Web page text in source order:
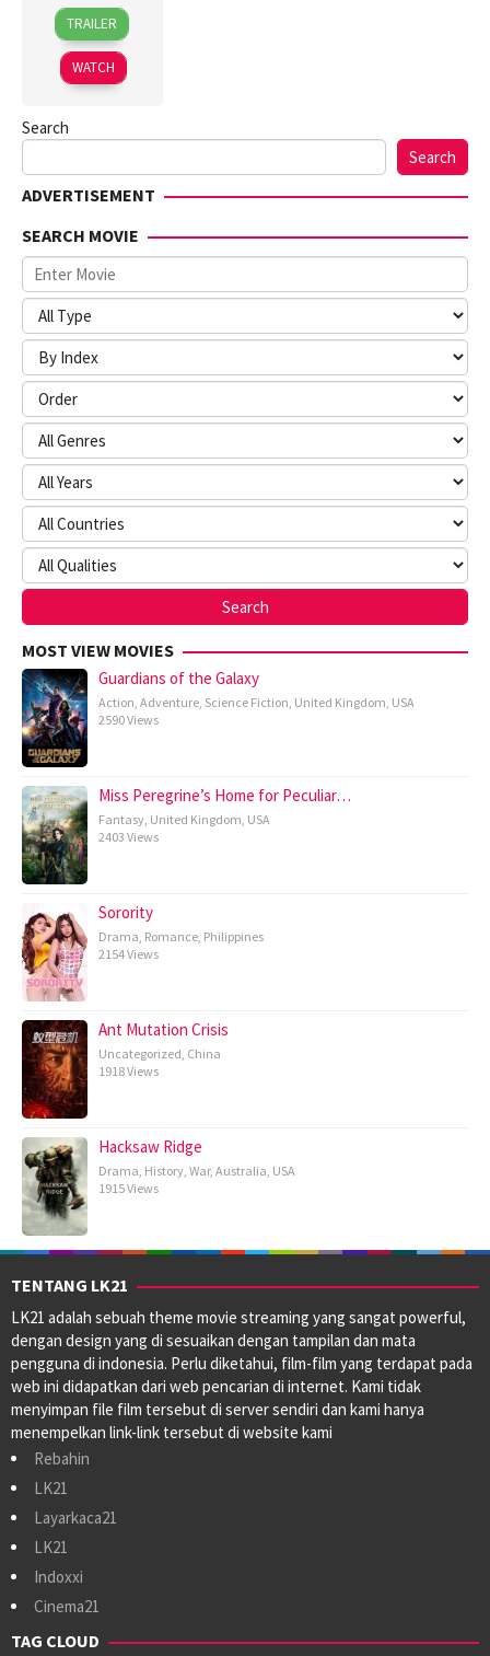
27
Apr
2016
Anthony
Russo
Joe
Russo
TRAILER
WATCH
Search
Search
ADVERTISEMENT
SEARCH MOVIE
MOST VIEW MOVIES
Guardians of the Galaxy
Action Adventure Science Fiction United Kingdom USA
2590 Views
Miss Peregrine’s Home for Peculiar…
Fantasy United Kingdom USA
2403 Views
Sorority
Drama Romance Philippines
2154 Views
Ant Mutation Crisis
Uncategorized China
1918 Views
Hacksaw Ridge
Drama History War, Australia USA
1915 Views
TENTANG LK21
LK21 adalah sebuah theme movie streaming yang sangat powerful,
dengan design yang di sesuaikan dengan tampilan dan mata
pengguna di indonesia. Perlu diketahui, film-film yang terdapat pada
web ini didapatkan dari web pencarian di internet. Kami tidak
menyimpan file film tersebut di server sendiri dan kami hanya
menempelkan link-link tersebut di website kami
Rebahin
LK21
Layarkaca21
LK21
Indoxxi
Cinema21
TAG CLOUD